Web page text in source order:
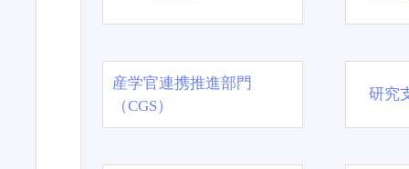
産学官連携推進部門
（CGS）
研究